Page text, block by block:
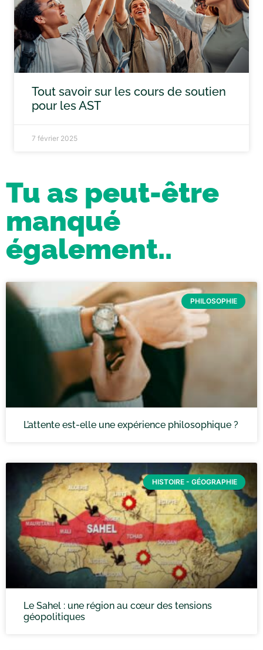
Tout savoir sur les cours de soutien
pour les AST
7 février 2025
Tu as peut-être
manqué
également..
PHILOSOPHIE
L’attente est-elle une expérience philosophique ?
HISTOIRE - GÉOGRAPHIE
Le Sahel : une région au cœur des tensions
géopolitiques